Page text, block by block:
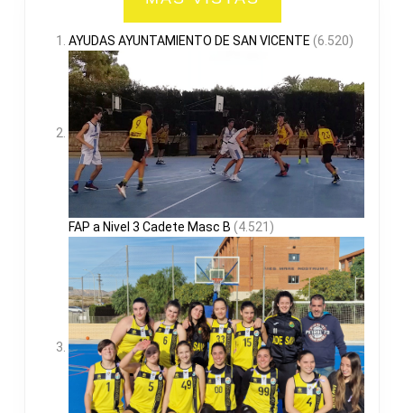
AYUDAS AYUNTAMIENTO DE SAN VICENTE (6.520)
FAP a Nivel 3 Cadete Masc B (4.521)